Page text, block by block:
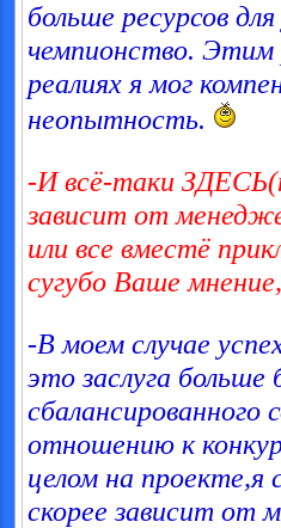
больше ресурсов
чемпионство. Этим
реалиях я мог
неопытность.
-И всё-таки
зависит от
или все вместё
сугубо Ваше
-В моем случае
это заслуга больше
сбалансированного
отношению к
целом на проекте,я
скорее зависит от